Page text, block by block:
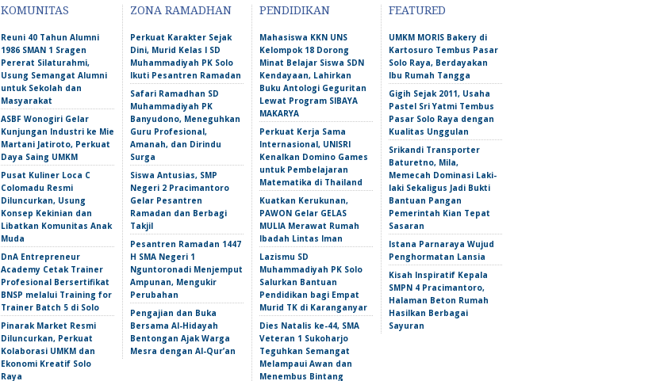
KOMUNITAS
Reuni 40 Tahun Alumni
1986 SMAN 1 Sragen
Pererat Silaturahmi,
Usung Semangat Alumni
untuk Sekolah dan
Masyarakat
ASBF Wonogiri Gelar
Kunjungan Industri ke Mie
Martani Jatiroto, Perkuat
Daya Saing UMKM
Pusat Kuliner Loca C
Colomadu Resmi
Diluncurkan, Usung
Konsep Kekinian dan
Libatkan Komunitas Anak
Muda
DnA Entrepreneur
Academy Cetak Trainer
Profesional Bersertifikat
BNSP melalui Training for
Trainer Batch 5 di Solo
Pinarak Market Resmi
Diluncurkan, Perkuat
Kolaborasi UMKM dan
Ekonomi Kreatif Solo
Raya
ZONA RAMADHAN
Perkuat Karakter Sejak
Dini, Murid Kelas I SD
Muhammadiyah PK Solo
Ikuti Pesantren Ramadan
Safari Ramadhan SD
Muhammadiyah PK
Banyudono, Meneguhkan
Guru Profesional,
Amanah, dan Dirindu
Surga
Siswa Antusias, SMP
Negeri 2 Pracimantoro
Gelar Pesantren
Ramadan dan Berbagi
Takjil
Pesantren Ramadan 1447
H SMA Negeri 1
Nguntoronadi Menjemput
Ampunan, Mengukir
Perubahan
Pengajian dan Buka
Bersama Al-Hidayah
Bentongan Ajak Warga
Mesra dengan Al-Qur’an
PENDIDIKAN
Mahasiswa KKN UNS
Kelompok 18 Dorong
Minat Belajar Siswa SDN
Kendayaan, Lahirkan
Buku Antologi Geguritan
Lewat Program SIBAYA
MAKARYA
Perkuat Kerja Sama
Internasional, UNISRI
Kenalkan Domino Games
untuk Pembelajaran
Matematika di Thailand
Kuatkan Kerukunan,
PAWON Gelar GELAS
MULIA Merawat Rumah
Ibadah Lintas Iman
Lazismu SD
Muhammadiyah PK Solo
Salurkan Bantuan
Pendidikan bagi Empat
Murid TK di Karanganyar
Dies Natalis ke-44, SMA
Veteran 1 Sukoharjo
Teguhkan Semangat
Melampaui Awan dan
Menembus Bintang
FEATURED
UMKM MORIS Bakery di
Kartosuro Tembus Pasar
Solo Raya, Berdayakan
Ibu Rumah Tangga
Gigih Sejak 2011, Usaha
Pastel Sri Yatmi Tembus
Pasar Solo Raya dengan
Kualitas Unggulan
Srikandi Transporter
Baturetno, Mila,
Memecah Dominasi Laki-
laki Sekaligus Jadi Bukti
Bantuan Pangan
Pemerintah Kian Tepat
Sasaran
Istana Parnaraya Wujud
Penghormatan Lansia
Kisah Inspiratif Kepala
SMPN 4 Pracimantoro,
Halaman Beton Rumah
Hasilkan Berbagai
Sayuran